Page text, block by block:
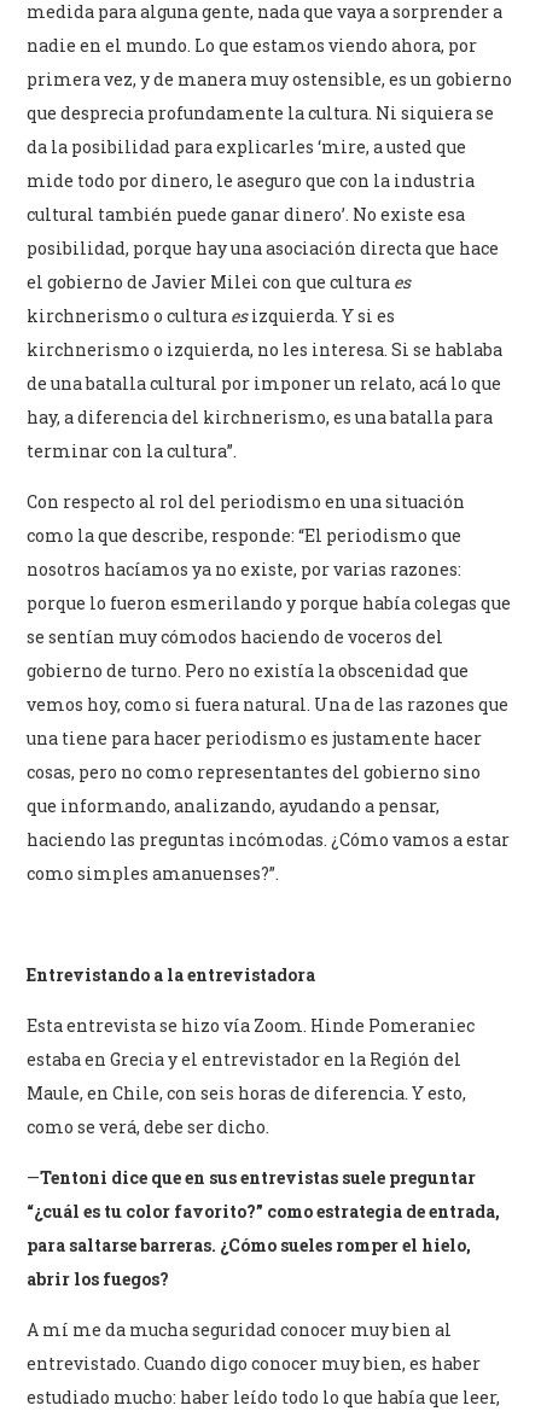
medida para alguna gente, nada que vaya a sorprender a
nadie en el mundo. Lo que estamos viendo ahora, por
primera vez, y de manera muy ostensible, es un gobierno
que desprecia profundamente la cultura. Ni siquiera se
da la posibilidad para explicarles ‘mire, a usted que
mide todo por dinero, le aseguro que con la industria
cultural también puede ganar dinero’. No existe esa
posibilidad, porque hay una asociación directa que hace
el gobierno de Javier Milei con que cultura es
kirchnerismo o cultura esizquierda. Y si es
kirchnerismo o izquierda, no les interesa. Si se hablaba
de una batalla cultural por imponer un relato, acá lo que
hay, a diferencia del kirchnerismo, es una batalla para
terminar con la cultura”.
Con respecto al rol del periodismo en una situación
como la que describe, responde: “El periodismo que
nosotros hacíamos ya no existe, por varias razones:
porque lo fueron esmerilando y porque había colegas que
se sentían muy cómodos haciendo de voceros del
gobierno de turno. Pero no existía la obscenidad que
vemos hoy, como si fuera natural. Una de las razones que
una tiene para hacer periodismo es justamente hacer
cosas, pero no como representantes del gobierno sino
que informando, analizando, ayudando a pensar,
haciendo las preguntas incómodas. ¿Cómo vamos a estar
como simples amanuenses?”.
Entrevistando a la entrevistadora
Esta entrevista se hizo vía Zoom. Hinde Pomeraniec
estaba en Grecia y el entrevistador en la Región del
Maule, en Chile, con seis horas de diferencia. Y esto,
como se verá, debe ser dicho.
—Tentoni dice que en sus entrevistas suele preguntar
“¿cuál es tu color favorito?” como estrategia de entrada,
para saltarse barreras. ¿Cómo sueles romper el hielo,
abrir los fuegos?
A mí me da mucha seguridad conocer muy bien al
entrevistado. Cuando digo conocer muy bien, es haber
estudiado mucho: haber leído todo lo que había que leer,